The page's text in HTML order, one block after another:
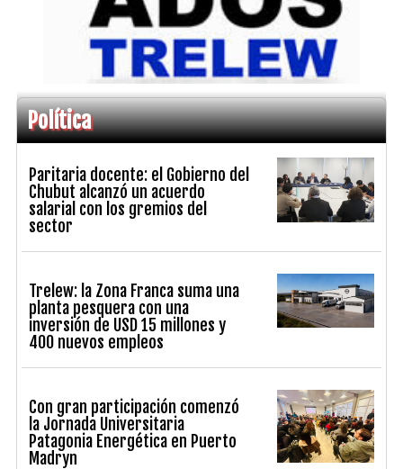
Política
Paritaria docente: el Gobierno del
Chubut alcanzó un acuerdo
salarial con los gremios del
sector
Trelew: la Zona Franca suma una
planta pesquera con una
inversión de USD 15 millones y
400 nuevos empleos
Con gran participación comenzó
la Jornada Universitaria
Patagonia Energética en Puerto
Madryn